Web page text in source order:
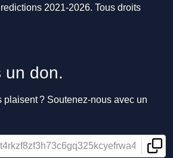
2021-2026. Tous droits
un don.
plaisent ? Soutenez-nous avec un